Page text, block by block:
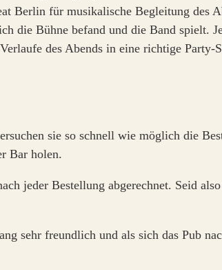
Berlin für musikalische Begleitung
die Bühne befand und die Band spielt.
des Abends in eine richtige
sie so schnell wie möglich die
Bar holen.
jeder Bestellung abgerechnet. Seid
sehr freundlich und als sich das Pub